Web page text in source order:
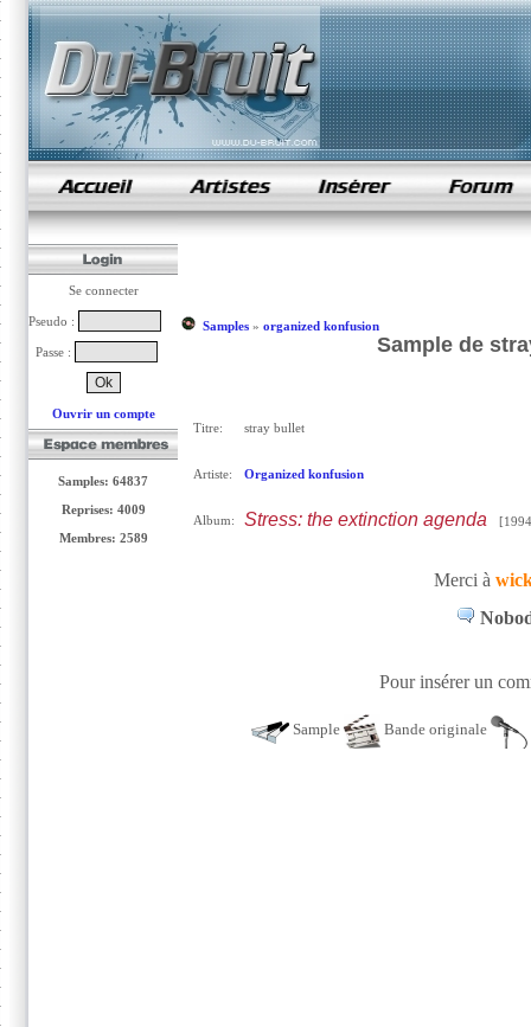
samples de rap
Se connecter
Pseudo :
Passe :
Ouvrir un compte
Samples: 64837
Reprises: 4009
Membres: 2589
Samples» organized konfusion
Sample de
Titre: stray bullet
Artiste: Organized konfusion
Album: Stress: the extinction agenda
Merci à
Pour insérer un
Sample Bande originale